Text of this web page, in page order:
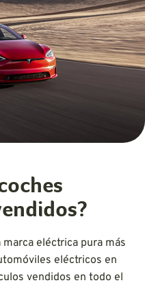
marca eléctrica pura más
eléctricos en
vendidos en todo el